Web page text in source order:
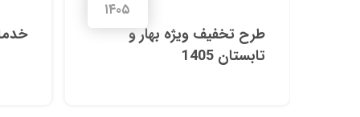
۱۴۰۵
طرح تخفیف ویژه بهار و
تابستان 1405